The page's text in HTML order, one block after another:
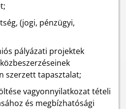
(jogi, pénzügyi,
pályázati projektek
szerzett tapasztalat;
vagyonnyilatkozat tételi
és megbízhatósági